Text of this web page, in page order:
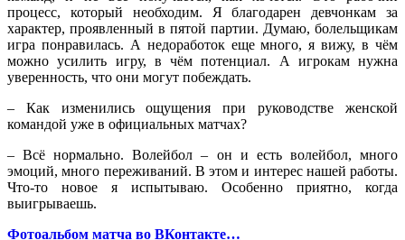
процесс, который необходим. Я благодарен девчонкам за
характер, проявленный в пятой партии. Думаю, болельщикам
игра понравилась. А недоработок еще много, я вижу, в чём
можно усилить игру, в чём потенциал. А игрокам нужна
уверенность, что они могут побеждать.
– Как изменились ощущения при руководстве женской
командой уже в официальных матчах?
– Всё нормально. Волейбол – он и есть волейбол, много
эмоций, много переживаний. В этом и интерес нашей работы.
Что-то новое я испытываю. Особенно приятно, когда
выигрываешь.
Фотоальбом матча во ВКонтакте…